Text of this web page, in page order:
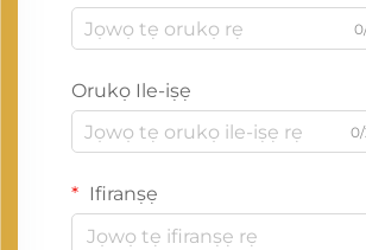
Orukọ Ile-iṣẹ
Ifiranṣẹ